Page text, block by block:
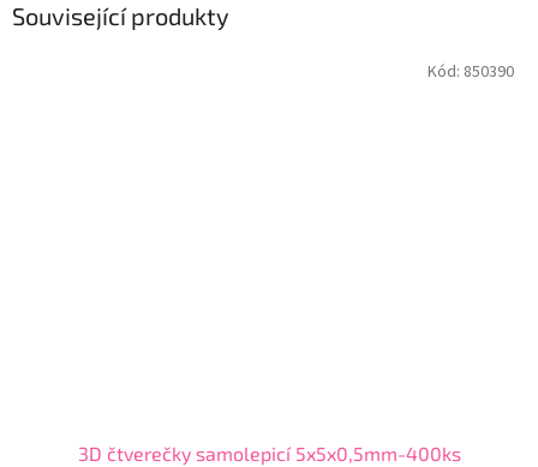
Související produkty
3D čtverečky samolepicí 5x5x0,5mm-400ks
Kód: 850390